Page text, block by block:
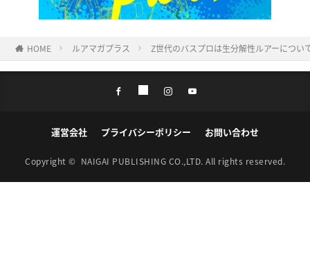
HOME ルアマガプラス Z世代のバスプロは生分解性ルアーにつ
運営会社 プライバシーポリシー お問い合わせ
Copyright © NAIGAI PUBLISHING CO.,LTD. All rights reserved.